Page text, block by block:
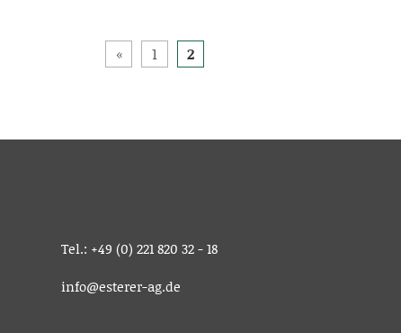
1 2
Tel.: +49 (0) 221 820 32 - 18
info@esterer-ag.de